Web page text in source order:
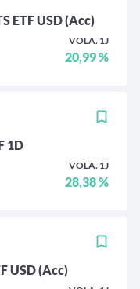
ETF USD (Acc)
VOLA. 1J
20,99 %
1D
VOLA. 1J
28,38 %
USD (Acc)